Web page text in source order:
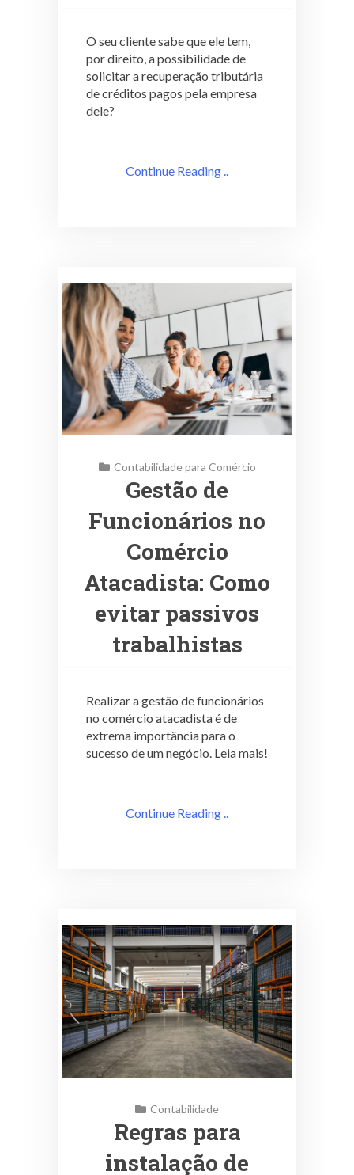
O seu cliente sabe que ele tem,
por direito, a possibilidade de
solicitar a recuperação tributária
de créditos pagos pela empresa
dele?
Continue Reading ..
Contabilidade para Comércio
Gestão de
Funcionários no
Comércio
Atacadista: Como
evitar passivos
trabalhistas
Realizar a gestão de funcionários
no comércio atacadista é de
extrema importância para o
sucesso de um negócio. Leia mais!
Continue Reading ..
Contabilidade
Regras para
instalação de